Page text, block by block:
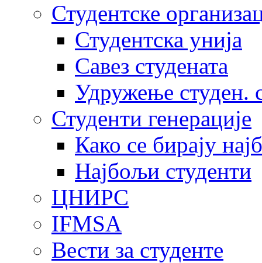
Студентске
Студентска унија
Савез студената
Удружење студен.
Студенти генерације
Како се бирају
Најбољи студенти
ЦНИРС
IFMSA
Вести за студенте